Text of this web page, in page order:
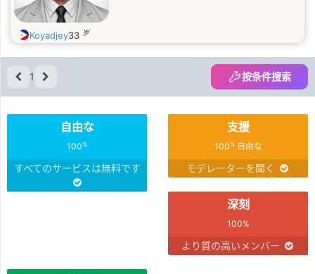
Koyadjey33 岁
1 按条件搜索
自由な
100%
すべてのサービスは無料です
支援
100%自由な
モデレーターを聞く
深刻
100%
より質の高いメンバー